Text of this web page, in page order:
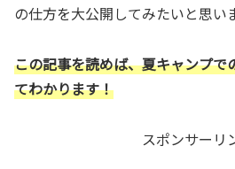
の仕方を大公開してみたいと思い
この記事を読めば、夏キャンプで
てわかります！
スポンサーリ